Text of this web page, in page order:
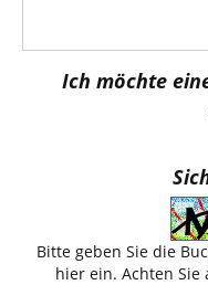
Ich möchte
Bitte geben Sie die
hier ein. Achten